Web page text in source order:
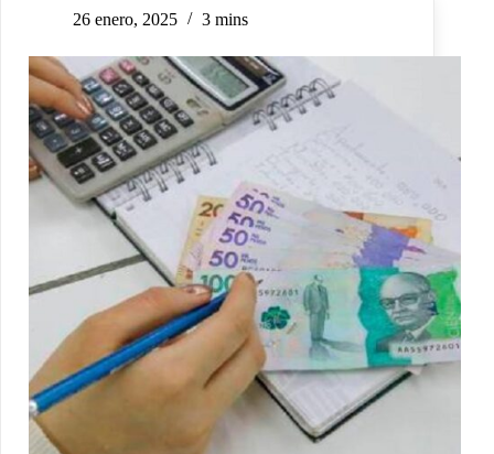
26 enero, 2025 3 mins